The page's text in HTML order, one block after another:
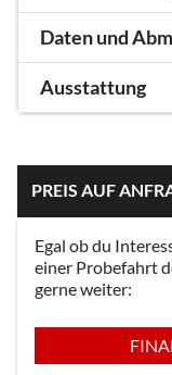
Daten und
Ausstattung
PREIS AUF
Egal ob du
einer Probefahrt
gerne weiter: